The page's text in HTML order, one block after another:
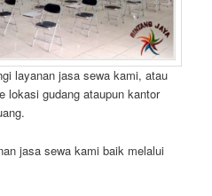
layanan jasa sewa kami, atau
lokasi gudang ataupun kantor
jasa sewa kami baik melalui